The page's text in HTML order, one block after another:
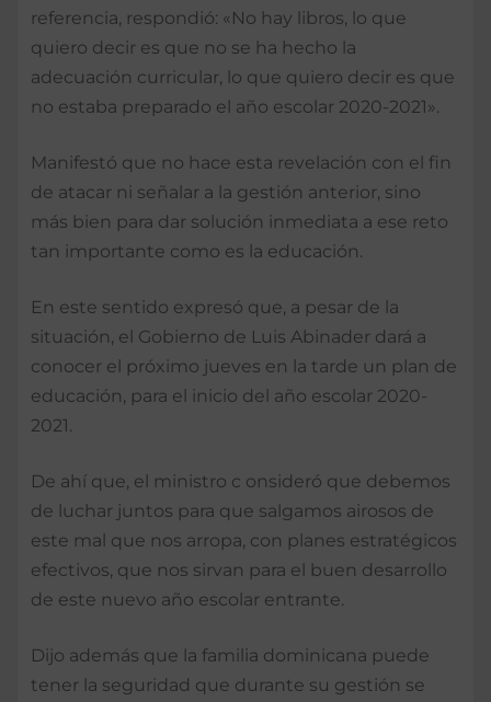
referencia, respondió: «No hay libros, lo que
quiero decir es que no se ha hecho la
adecuación curricular, lo que quiero decir es que
no estaba preparado el año escolar 2020-2021».
Manifestó que no hace esta revelación con el fin
de atacar ni señalar a la gestión anterior, sino
más bien para dar solución inmediata a ese reto
tan importante como es la educación.
En este sentido expresó que, a pesar de la
situación, el Gobierno de Luis Abinader dará a
conocer el próximo jueves en la tarde un plan de
educación, para el inicio del año escolar 2020-
2021.
De ahí que, el ministro c onsideró que debemos
de luchar juntos para que salgamos airosos de
este mal que nos arropa, con planes estratégicos
efectivos, que nos sirvan para el buen desarrollo
de este nuevo año escolar entrante.
Dijo además que la familia dominicana puede
tener la seguridad que durante su gestión se